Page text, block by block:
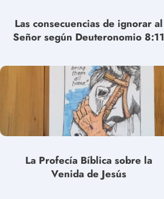
Las consecuencias de ignorar al
Señor según Deuteronomio 8:11
La Profecía Bíblica sobre la
Venida de Jesús